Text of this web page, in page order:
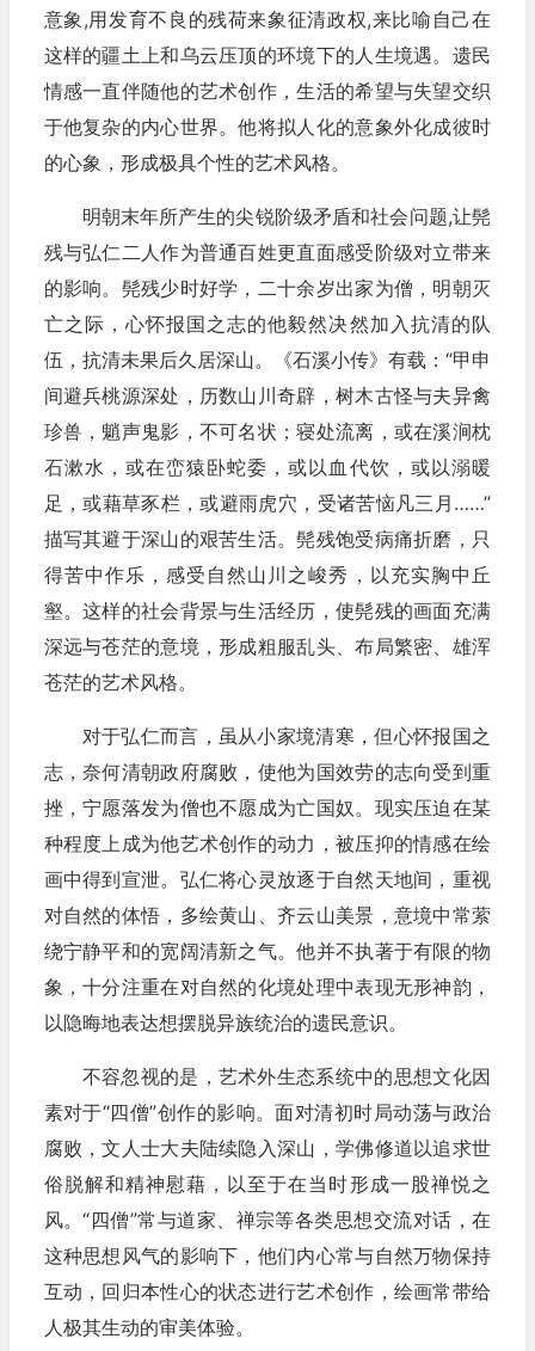
意象,用发育不良的残荷来象征清政权,来比喻自己在
这样的疆土上和乌云压顶的环境下的人生境遇。遗民
情感一直伴随他的艺术创作，生活的希望与失望交织
于他复杂的内心世界。他将拟人化的意象外化成彼时
的心象，形成极具个性的艺术风格。
明朝末年所产生的尖锐阶级矛盾和社会问题,让髡
残与弘仁二人作为普通百姓更直面感受阶级对立带来
的影响。髡残少时好学，二十余岁出家为僧，明朝灭
亡之际，心怀报国之志的他毅然决然加入抗清的队
伍，抗清未果后久居深山。《石溪小传》有载：“甲申
间避兵桃源深处，历数山川奇辟，树木古怪与夫异禽
珍兽，魈声鬼影，不可名状；寝处流离，或在溪涧枕
石漱水，或在峦猿卧蛇委，或以血代饮，或以溺暖
足，或藉草豕栏，或避雨虎穴，受诸苦恼凡三月……”
描写其避于深山的艰苦生活。髡残饱受病痛折磨，只
得苦中作乐，感受自然山川之峻秀，以充实胸中丘
壑。这样的社会背景与生活经历，使髡残的画面充满
深远与苍茫的意境，形成粗服乱头、布局繁密、雄浑
苍茫的艺术风格。
对于弘仁而言，虽从小家境清寒，但心怀报国之
志，奈何清朝政府腐败，使他为国效劳的志向受到重
挫，宁愿落发为僧也不愿成为亡国奴。现实压迫在某
种程度上成为他艺术创作的动力，被压抑的情感在绘
画中得到宣泄。弘仁将心灵放逐于自然天地间，重视
对自然的体悟，多绘黄山、齐云山美景，意境中常萦
绕宁静平和的宽阔清新之气。他并不执著于有限的物
象，十分注重在对自然的化境处理中表现无形神韵，
以隐晦地表达想摆脱异族统治的遗民意识。
不容忽视的是，艺术外生态系统中的思想文化因
素对于“四僧”创作的影响。面对清初时局动荡与政治
腐败，文人士大夫陆续隐入深山，学佛修道以追求世
俗脱解和精神慰藉，以至于在当时形成一股禅悦之
风。“四僧”常与道家、禅宗等各类思想交流对话，在
这种思想风气的影响下，他们内心常与自然万物保持
互动，回归本性心的状态进行艺术创作，绘画常带给
人极其生动的审美体验。